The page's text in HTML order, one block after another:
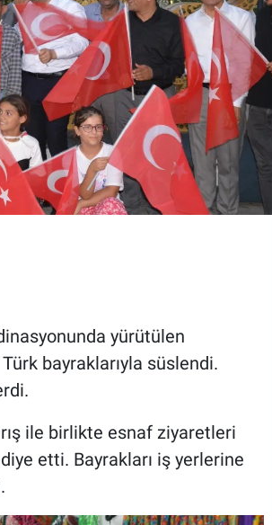
yürütülen
bayraklarıyla süslendi.
ile birlikte esnaf ziyaretleri
etti. Bayrakları iş yerlerine